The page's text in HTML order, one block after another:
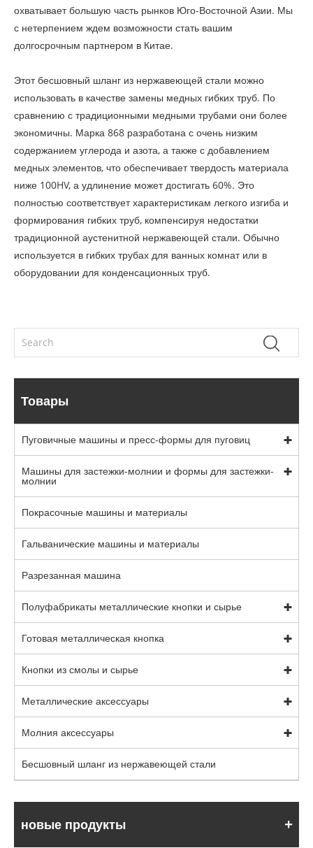
охватывает большую часть рынков Юго-Восточной Азии. Мы
с нетерпением ждем возможности стать вашим
долгосрочным партнером в Китае.
Этот бесшовный шланг из нержавеющей стали можно
использовать в качестве замены медных гибких труб. По
сравнению с традиционными медными трубами они более
экономичны. Марка 868 разработана с очень низким
содержанием углерода и азота, а также с добавлением
медных элементов, что обеспечивает твердость материала
ниже 100HV, а удлинение может достигать 60%. Это
полностью соответствует характеристикам легкого изгиба и
формирования гибких труб, компенсируя недостатки
традиционной аустенитной нержавеющей стали. Обычно
используется в гибких трубах для ванных комнат или в
оборудовании для конденсационных труб.
Товары
Пуговичные машины и пресс-формы для пуговиц
Машины для застежки-молнии и формы для застежки-
молнии
Покрасочные машины и материалы
Гальванические машины и материалы
Разрезанная машина
Полуфабрикаты металлические кнопки и сырье
Готовая металлическая кнопка
Кнопки из смолы и сырье
Металлические аксессуары
Молния аксессуары
Бесшовный шланг из нержавеющей стали
новые продукты